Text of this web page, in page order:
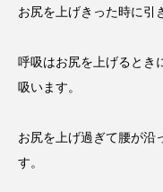
お尻を上げきった時に引
呼吸はお尻を上げるとき
吸います。
お尻を上げ過ぎて腰が沿
す。